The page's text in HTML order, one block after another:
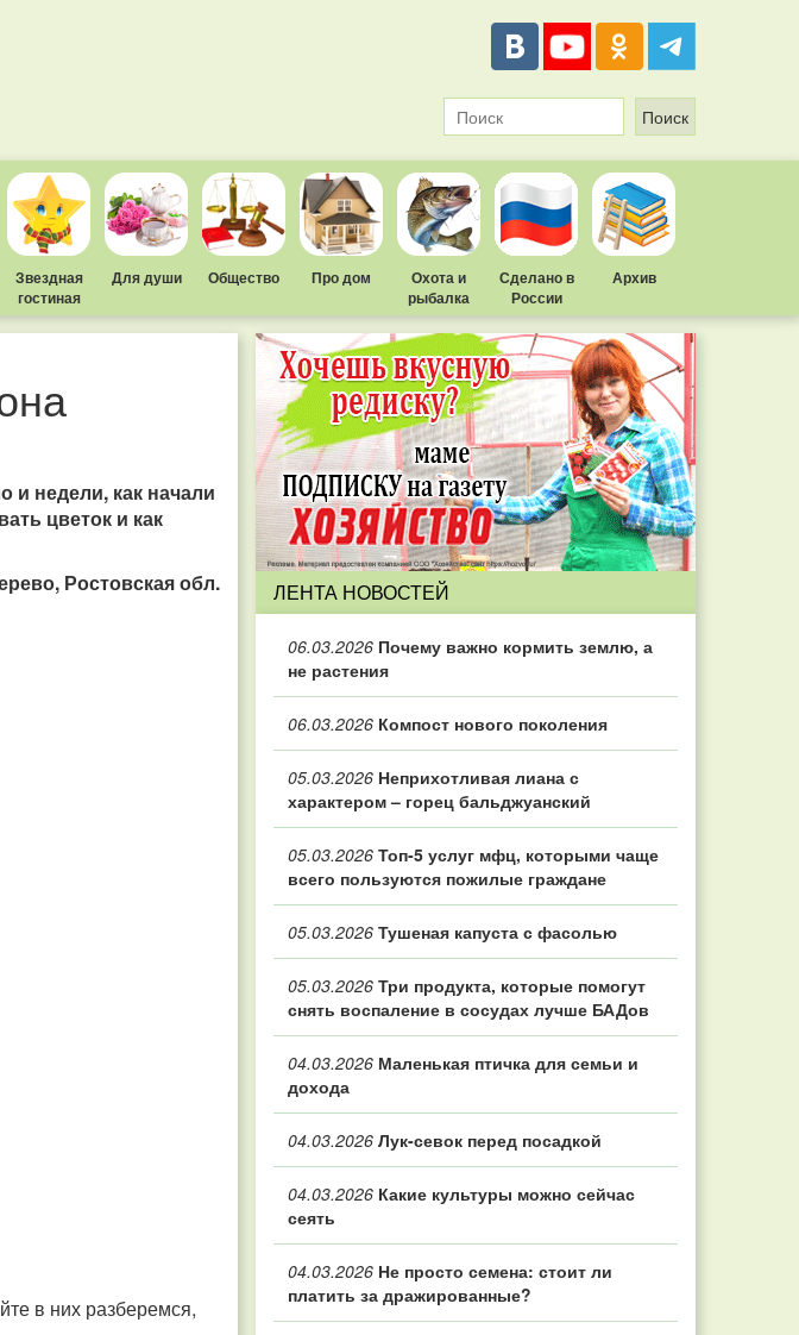
Звездная
гостиная
Для души Общество Про дом
Охота и
рыбалка
Сделано в
России
Архив
и недели, как начали
цветок и как
Ростовская обл.
в них разберемся,
ЛЕНТА НОВОСТЕЙ
06.03.2026 Почему важно кормить землю, а
не растения
06.03.2026 Компост нового поколения
05.03.2026 Неприхотливая лиана с
характером – горец бальджуанский
05.03.2026 Топ‑5 услуг мфц, которыми чаще
всего пользуются пожилые граждане
05.03.2026 Тушеная капуста с фасолью
05.03.2026 Три продукта, которые помогут
снять воспаление в сосудах лучше БАДов
04.03.2026 Маленькая птичка для семьи и
дохода
04.03.2026 Лук-севок перед посадкой
04.03.2026 Какие культуры можно сейчас
сеять
04.03.2026 Не просто семена: стоит ли
платить за дражированные?